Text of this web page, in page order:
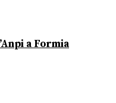
a Formia